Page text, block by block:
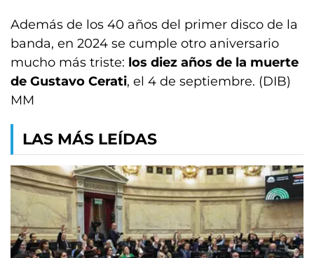
Además de los 40 años del primer disco de la
banda, en 2024 se cumple otro aniversario
mucho más triste: los diez años de la muerte
de Gustavo Cerati, el 4 de septiembre. (DIB)
MM
LAS MÁS LEÍDAS